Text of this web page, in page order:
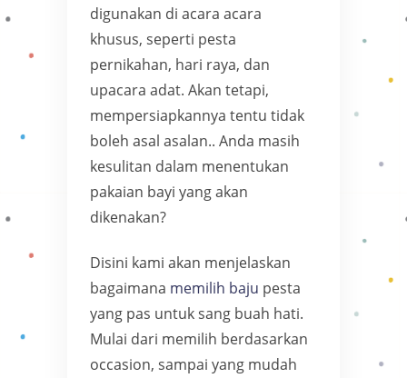
digunakan di acara acara
khusus, seperti pesta
pernikahan, hari raya, dan
upacara adat. Akan tetapi,
mempersiapkannya tentu tidak
boleh asal asalan.. Anda masih
kesulitan dalam menentukan
pakaian bayi yang akan
dikenakan?
Disini kami akan menjelaskan
bagaimana memilih baju pesta
yang pas untuk sang buah hati.
Mulai dari memilih berdasarkan
occasion, sampai yang mudah